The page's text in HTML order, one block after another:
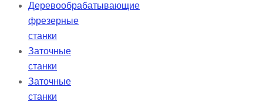
Деревообрабатывающие
фрезерные
станки
Заточные
станки
Заточные
станки